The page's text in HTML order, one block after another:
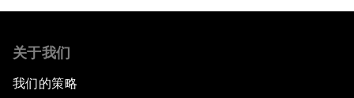
关于我们
我们的策略